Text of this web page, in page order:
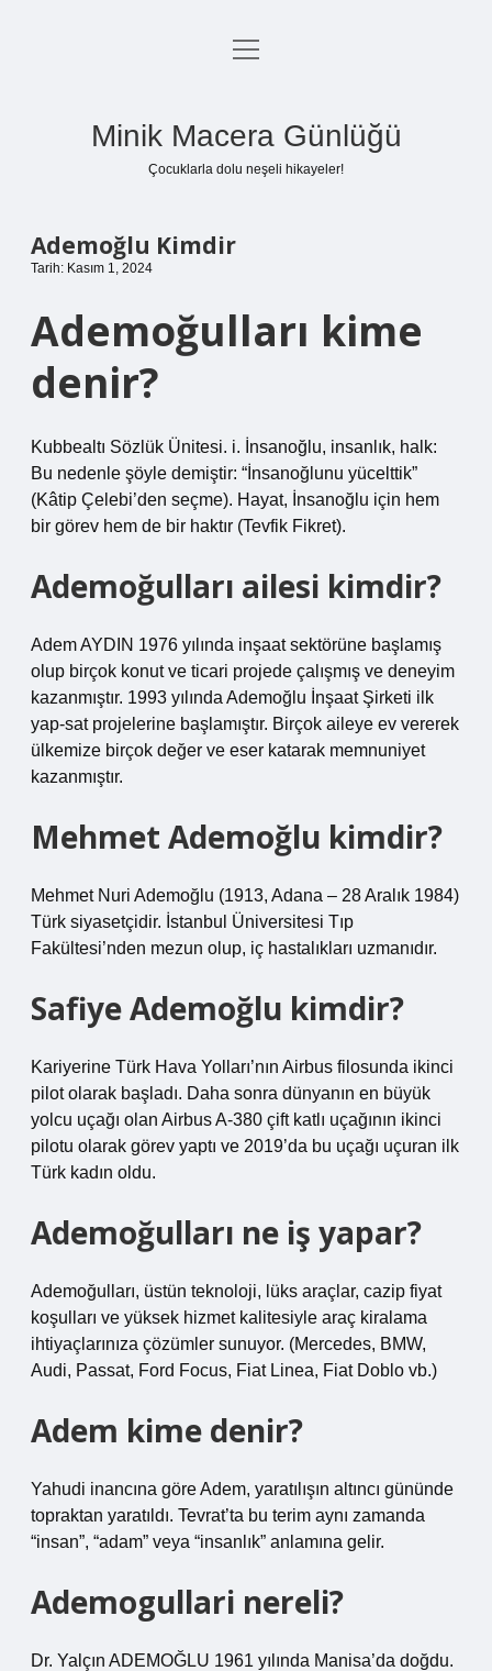
Anasayfa
menüyü
Minik Macera Günlüğü
Çocuklarla dolu neşeli hikayeler!
Ademoğlu Kimdir
Tarih: Kasım 1, 2024
Ademoğulları kime
denir?
Kubbealtı Sözlük Ünitesi. i. İnsanoğlu, insanlık, halk:
Bu nedenle şöyle demiştir: “İnsanoğlunu yücelttik”
(Kâtip Çelebi’den seçme). Hayat, İnsanoğlu için hem
bir görev hem de bir haktır (Tevfik Fikret).
Ademoğulları ailesi kimdir?
Adem AYDIN ​​​​​​​​1976 yılında inşaat sektörüne başlamış
olup birçok konut ve ticari projede çalışmış ve deneyim
kazanmıştır. 1993 yılında Ademoğlu İnşaat Şirketi ilk
yap-sat projelerine başlamıştır. Birçok aileye ev vererek
ülkemize birçok değer ve eser katarak memnuniyet
kazanmıştır.
Mehmet Ademoğlu kimdir?
Mehmet Nuri Ademoğlu (1913, Adana – 28 Aralık 1984)
Türk siyasetçidir. İstanbul Üniversitesi Tıp
Fakültesi’nden mezun olup, iç hastalıkları uzmanıdır.
Safiye Ademoğlu kimdir?
Kariyerine Türk Hava Yolları’nın Airbus filosunda ikinci
pilot olarak başladı. Daha sonra dünyanın en büyük
yolcu uçağı olan Airbus A-380 çift katlı uçağının ikinci
pilotu olarak görev yaptı ve 2019’da bu uçağı uçuran ilk
Türk kadın oldu.
Ademoğulları ne iş yapar?
Ademoğulları, üstün teknoloji, lüks araçlar, cazip fiyat
koşulları ve yüksek hizmet kalitesiyle araç kiralama
ihtiyaçlarınıza çözümler sunuyor. (Mercedes, BMW,
Audi, Passat, Ford Focus, Fiat Linea, Fiat Doblo vb.)
Adem kime denir?
Yahudi inancına göre Adem, yaratılışın altıncı gününde
topraktan yaratıldı. Tevrat’ta bu terim aynı zamanda
“insan”, “adam” veya “insanlık” anlamına gelir.
Ademogullari nereli?
Dr. Yalçın ADEMOĞLU 1961 yılında Manisa’da doğdu.